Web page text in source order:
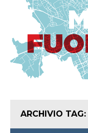
ARCHIVIO TAG: